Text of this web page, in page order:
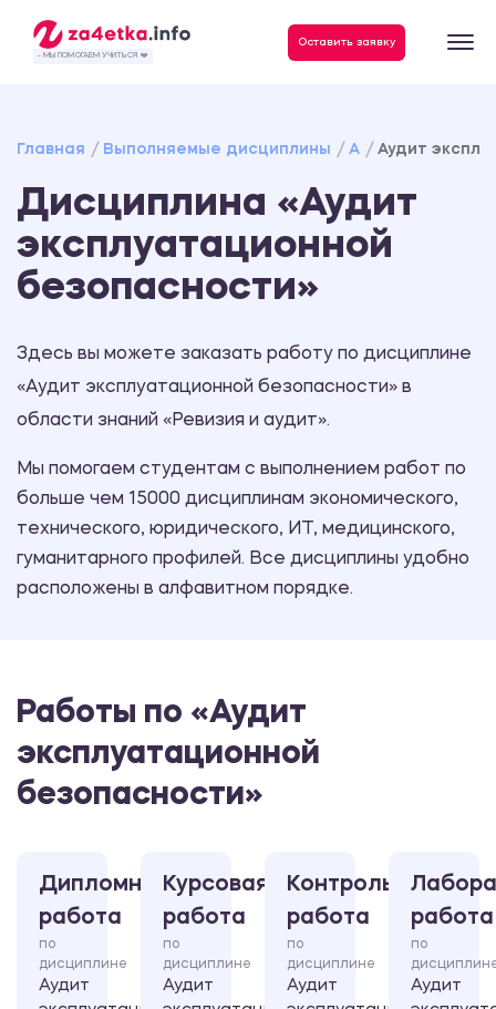
- МЫ ПОМОГАЕМ УЧИТЬСЯ ❤️
Оставить заявку
Главная Выполняемые дисциплины А Аудит
Дисциплина «Аудит
эксплуатационной
безопасности»
Здесь вы можете заказать работу по дисциплине
«Аудит эксплуатационной безопасности» в
области знаний «Ревизия и аудит».
Мы помогаем студентам с выполнением работ по
больше чем 15000 дисциплинам экономического,
технического, юридического, ИТ, медицинского,
гуманитарного профилей. Все дисциплины удобно
расположены в алфавитном порядке.
Работы по «Аудит
эксплуатационной
безопасности»
Дипломная
работа
по
дисциплине
Аудит
Курсовая
работа
по
дисциплине
Аудит
Контрольная
работа
по
дисциплине
Аудит
работа
по
Аудит